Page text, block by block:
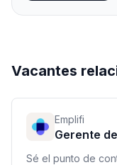
Vacantes
Emplifi
Gerente
Sé el punto de